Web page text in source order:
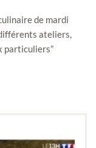
de mardi
ateliers,
particuliers”